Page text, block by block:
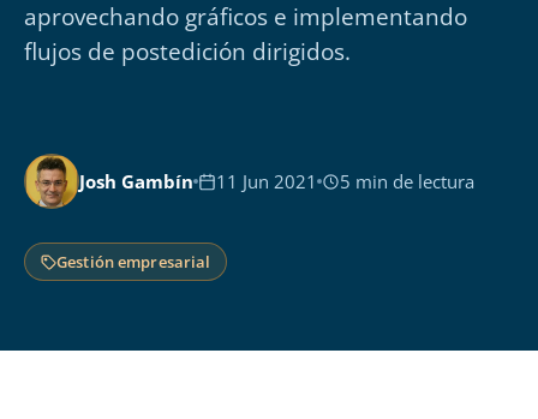
aprovechando gráficos e implementando
flujos de postedición dirigidos.
Josh Gambín 11 Jun 2021 5 min de lectura
Gestión empresarial